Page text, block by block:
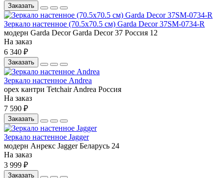
Заказать
Зеркало настенное (70.5x70.5 см) Garda Decor 37SM-0734-R
модерн Garda Decor Garda Decor 37 Россия 12
На заказ
6 340 ₽
Заказать
Зеркало настенное Andrea
орех кантри Tetchair Andrea Россия
На заказ
7 590 ₽
Заказать
Зеркало настенное Jagger
модерн Анрекс Jagger Беларусь 24
На заказ
3 999 ₽
Заказать